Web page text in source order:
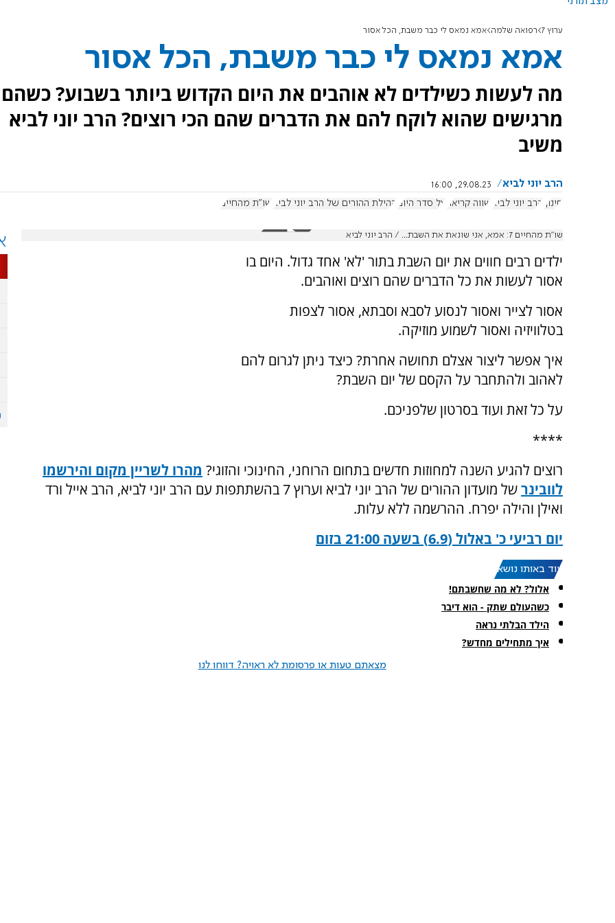
ערוץ 7 רפואה שלמה אמא נמאס לי כבר משבת, הכל אסור
אמא נמאס לי כבר משבת, הכל אסור
מה לעשות כשילדים לא אוהבים את היום הקדוש ביותר בשבוע? כשהם
מרגישים שהוא לוקח להם את הדברים שהם הכי רוצים? הרב יוני לביא
משיב
הרב יוני לביא
29.08.23, 16:00
חינוך הרב יוני לביא שווה קריאה על סדר היום קהילת ההורים של הרב יוני לביא שו"ת מהחיים
שו"ת מהחיים 7: אמא, אני שונאת את השבת... / הרב יוני לביא
ילדים רבים חווים את יום השבת בתור 'לא' אחד גדול. היום בו
אסור לעשות את כל הדברים שהם רוצים ואוהבים.
אסור לצייר ואסור לנסוע לסבא וסבתא, אסור לצפות
בטלוויזיה ואסור לשמוע מוזיקה.
איך אפשר ליצור אצלם תחושה אחרת? כיצד ניתן לגרום להם
לאהוב ולהתחבר על הקסם של יום השבת?
על כל זאת ועוד בסרטון שלפניכם.
****
רוצים להגיע השנה למחוזות חדשים בתחום הרוחני, החינוכי והזוגי? מהרו לשריין מקום והירשמו
לוובינר
של מועדון ההורים של הרב יוני לביא וערוץ 7 בהשתתפות עם הרב יוני לביא, הרב אייל ורד
ואילן והילה יפרח. ההרשמה ללא עלות.
יום רביעי כ' באלול (6.9) בשעה 21:00 בזום
עוד באותו נושא:
אלול? לא מה שחשבתם!
כשהעולם שתק - הוא דיבר
הילד הבלתי נראה
איך מתחילים מחדש?
מצאתם טעות או פרסומת לא ראויה? דווחו לנו